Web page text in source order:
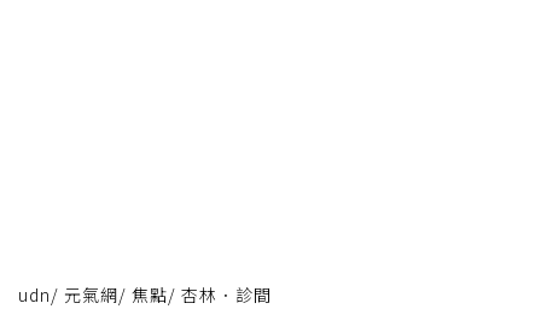
udn/ 元氣網/ 焦點/ 杏林．診間